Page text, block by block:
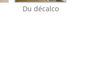
Du décalco